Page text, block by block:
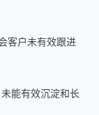
客户未有效跟进
能有效沉淀和长